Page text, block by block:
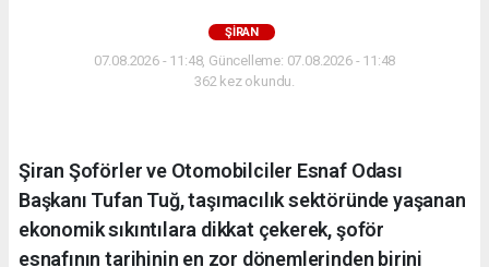
ŞİRAN
07.08.2026 - 11:48, Güncelleme: 07.08.2026 - 11:48
362 kez okundu.
Şiran Şoförler ve Otomobilciler Esnaf Odası
Başkanı Tufan Tuğ, taşımacılık sektöründe yaşanan
ekonomik sıkıntılara dikkat çekerek, şoför
esnafının tarihinin en zor dönemlerinden birini